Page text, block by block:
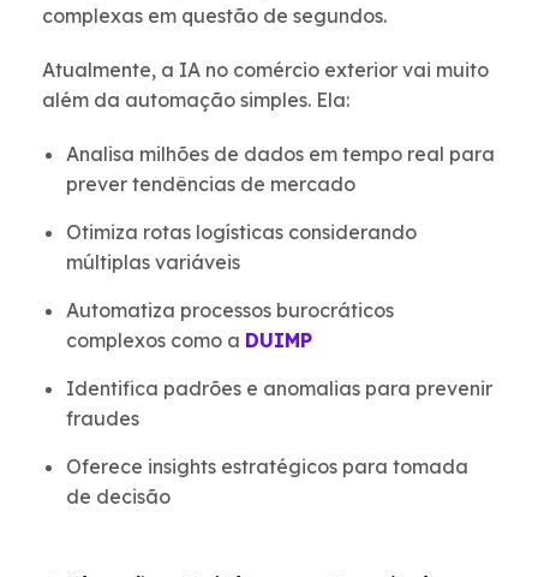
complexas em questão de segundos.
Atualmente, a IA no comércio exterior vai muito
além da automação simples. Ela:
Analisa milhões de dados em tempo real para
prever tendências de mercado
Otimiza rotas logísticas considerando
múltiplas variáveis
Automatiza processos burocráticos
complexos como a DUIMP
Identifica padrões e anomalias para prevenir
fraudes
Oferece insights estratégicos para tomada
de decisão